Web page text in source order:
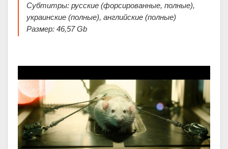
Субтитры: русские (форсированные, полные),
украинские (полные), английские (полные)
Размер: 46,57 Gb